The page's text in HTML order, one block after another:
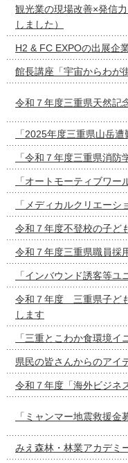
観光業の現場改善×発信
しました）
H2 & FC EXPOの出展企
館長講座「宇宙からわが
令和７年度三重県天然記
「2025年度三重県山岳
「令和７年度三重県消
「オートモーティブワ
「メディカルクリエー
令和７年度不登校の子ど
令和７年度三重県職員採
「インバウンド誘客等
令和７年度 三重県子ど
します
「三重とこわか食環境イ
県民の皆さんからのアイ
令和７年度「海外ビジネ
「ミャンマー地震救援金
みえ森林・林業アカデミ